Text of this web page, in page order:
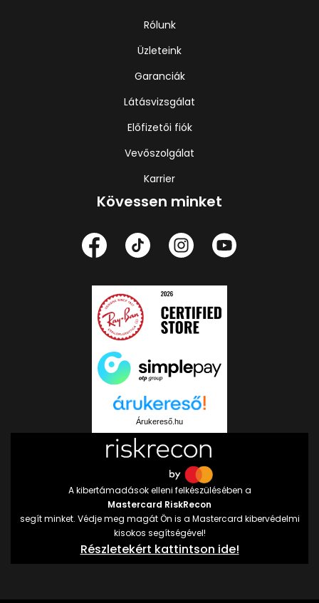
Rólunk
Üzleteink
Garanciák
Látásvizsgálat
Előfizetői fiók
Vevőszolgálat
Karrier
Kövessen minket
Árukereső.hu
A kibertámadások elleni felkészülésében a
Mastercard RiskRecon
segít minket. Védje meg magát Ön is a Mastercard kibervédelmi
kisokos segítségével!
Részletekért kattintson ide!